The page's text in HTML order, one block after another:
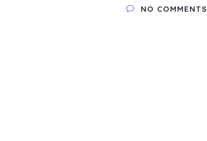
NO COMMENTS